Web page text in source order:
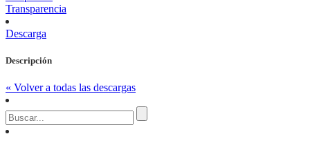
Transparencia
Descarga
Descripción
« Volver a todas las descargas